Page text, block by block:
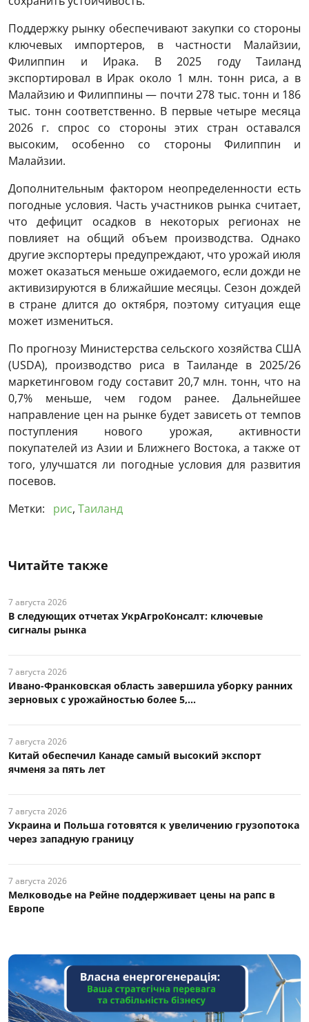
Поддержку рынку обеспечивают закупки со стороны
ключевых импортеров, в частности Малайзии,
Филиппин и Ирака. В 2025 году Таиланд
экспортировал в Ирак около 1 млн. тонн риса, а в
Малайзию и Филиппины — почти 278 тыс. тонн и 186
тыс. тонн соответственно. В первые четыре месяца
2026 г. спрос со стороны этих стран оставался
высоким, особенно со стороны Филиппин и
Малайзии.
Дополнительным фактором неопределенности есть
погодные условия. Часть участников рынка считает,
что дефицит осадков в некоторых регионах не
повлияет на общий объем производства. Однако
другие экспортеры предупреждают, что урожай июля
может оказаться меньше ожидаемого, если дожди не
активизируются в ближайшие месяцы. Сезон дождей
в стране длится до октября, поэтому ситуация еще
может измениться.
По прогнозу Министерства сельского хозяйства США
(USDA), производство риса в Таиланде в 2025/26
маркетинговом году составит 20,7 млн. тонн, что на
0,7% меньше, чем годом ранее. Дальнейшее
направление цен на рынке будет зависеть от темпов
поступления нового урожая, активности
покупателей из Азии и Ближнего Востока, а также от
того, улучшатся ли погодные условия для развития
посевов.
Метки:
рис, Таиланд
Читайте также
7 августа 2026
В следующих отчетах УкрАгроКонсалт: ключевые
сигналы рынка
7 августа 2026
Ивано-Франковская область завершила уборку ранних
зерновых с урожайностью более 5,...
7 августа 2026
Китай обеспечил Канаде самый высокий экспорт
ячменя за пять лет
7 августа 2026
Украина и Польша готовятся к увеличению грузопотока
через западную границу
7 августа 2026
Мелководье на Рейне поддерживает цены на рапс в
Европе